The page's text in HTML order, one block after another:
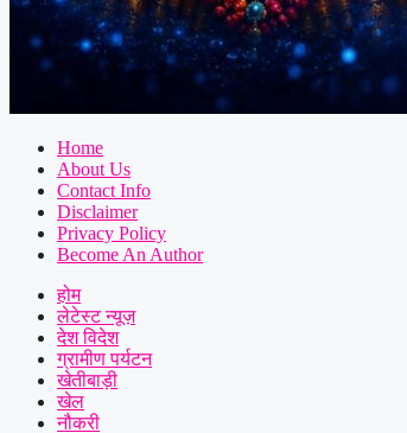
Home
About Us
Contact Info
Disclaimer
Privacy Policy
Become An Author
होम
लेटेस्ट न्यूज़
देश विदेश
ग्रामीण पर्यटन
खेतीबाड़ी
खेल
नौकरी